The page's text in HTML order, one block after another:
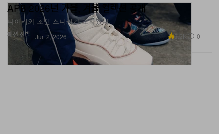
패션 신발
APB 2026년 가을, 겨울 컬렉션 공개
나이키와 조던 스니커가 포착됐다.
Jun 2, 2026 3.2K 0